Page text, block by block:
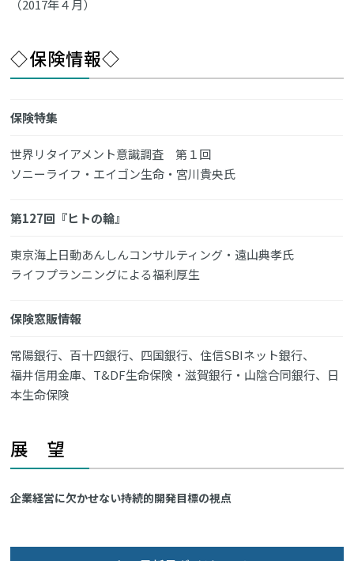
（2017年４月）
◇保険情報◇
保険特集
世界リタイアメント意識調査 第１回
ソニーライフ・エイゴン生命・宮川貴央氏
第127回『ヒトの輪』
東京海上日動あんしんコンサルティング・遠山典孝氏
ライフプランニングによる福利厚生
保険窓販情報
常陽銀行、百十四銀行、四国銀行、住信SBIネット銀行、
福井信用金庫、T&DF生命保険・滋賀銀行・山陰合同銀行、日
本生命保険
展 望
企業経営に欠かせない持続的開発目標の視点